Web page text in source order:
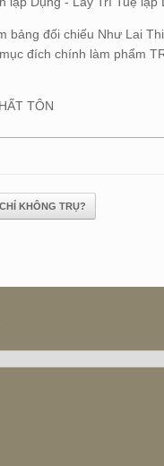
bảng đối chiếu Như Lai
đích chính làm phẩm
TÔN
KHÔNG TRỤ?